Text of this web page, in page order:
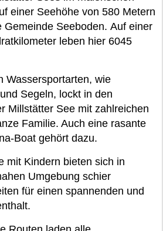
einer Seehöhe von 580 Metern
Gemeinde Seeboden. Auf einer
leben hier 6045
Wassersportarten, wie
Segeln, lockt in den
Millstätter See mit zahlreichen
Familie. Auch eine rasante
Boat gehört dazu.
mit Kindern bieten sich in
Umgebung schier
für einen spannenden und